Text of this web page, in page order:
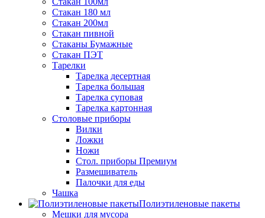
Стакан 180 мл
Стакан 200мл
Стакан пивной
Стаканы Бумажные
Стакан ПЭТ
Тарелки
Тарелка десертная
Тарелка большая
Тарелка суповая
Тарелка картонная
Столовые приборы
Вилки
Ложки
Ножи
Стол. приборы Премиум
Размешиватель
Палочки для еды
Чашка
Полиэтиленовые пакеты
Мешки для мусора